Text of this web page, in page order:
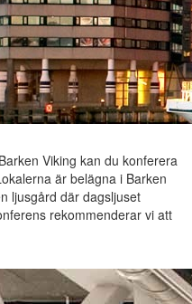
Viking kan du konferera
är belägna i Barken
ljusgård där dagsljuset
rekommenderar vi att